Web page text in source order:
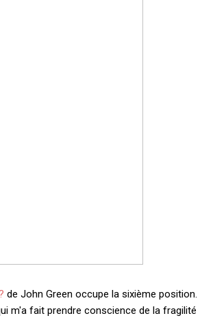
de John Green occupe la sixième position.
m'a fait prendre conscience de la fragilité